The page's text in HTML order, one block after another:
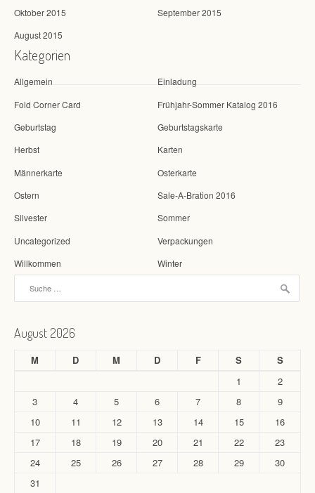
Oktober 2015
September 2015
August 2015
Kategorien
Allgemein
Einladung
Fold Corner Card
Frühjahr-Sommer Katalog 2016
Geburtstag
Geburtstagskarte
Herbst
Karten
Männerkarte
Osterkarte
Ostern
Sale-A-Bration 2016
Silvester
Sommer
Uncategorized
Verpackungen
Willkommen
Winter
August 2026
M D M D F S
S
1
2
3
4 5 6 7 8
9
10
11 12 13 14 15
16
17
18 19 20 21 22
23
24
25 26 27 28 29
30
31